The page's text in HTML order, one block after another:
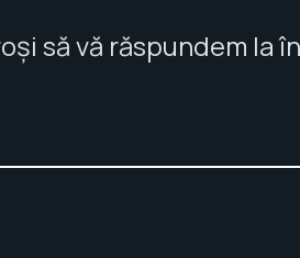
să vă răspundem la